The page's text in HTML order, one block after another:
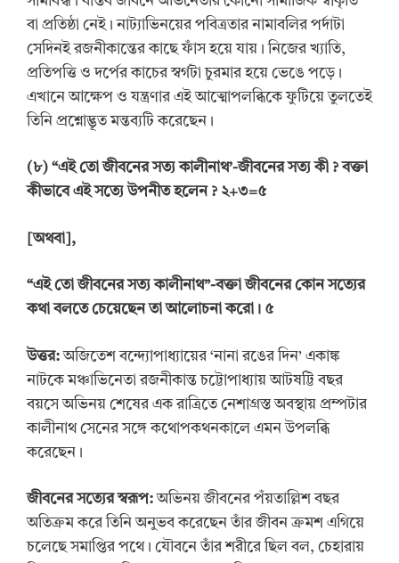
বা প্রতিষ্ঠা নেই। নাট্যাভিনয়ের পবিত্রতার নামাবলির পর্দাটা
সেদিনই রজনীকান্তের কাছে ফাঁস হয়ে যায়। নিজের খ্যাতি,
প্রতিপত্তি ও দর্পের কাচের স্বর্গটা চুরমার হয়ে ভেঙে পড়ে।
এখানে আক্ষেপ ও যন্ত্রণার এই আত্মোপলব্ধিকে ফুটিয়ে তুলতেই
তিনি প্রশ্নোদ্ভূত মন্তব্যটি করেছেন।
(৮) “এই তো জীবনের সত্য কালীনাথ’-জীবনের সত্য কী ? বক্তা
কীভাবে এই সত্যে উপনীত হলেন ? ২+৩=৫
[অথবা ,
“এই তো জীবনের সত্য কালীনাথ”-বক্তা জীবনের কোন সত্যের
কথা বলতে চেয়েছেন তা আলোচনা করো। ৫
উত্তর:অজিতেশ বন্দ্যোপাধ্যায়ের ‘নানা রঙের দিন’ একাঙ্ক
নাটকে মঞ্চাভিনেতা রজনীকান্ত চট্টোপাধ্যায় আটষট্টি বছর
বয়সে অভিনয় শেষের এক রাত্রিতে নেশাগ্রস্ত অবস্থায় প্রম্পটার
কালীনাথ সেনের সঙ্গে কথোপকথনকালে এমন উপলব্ধি
করেছেন।
জীবনের সত্যের স্বরূপ: অভিনয় জীবনের পঁয়তাল্লিশ বছর
অতিক্রম করে তিনি অনুভব করেছেন তাঁর জীবন ক্রমশ এগিয়ে
চলেছে সমাপ্তির পথে। যৌবনে তাঁর শরীরে ছিল বল, চেহারায়